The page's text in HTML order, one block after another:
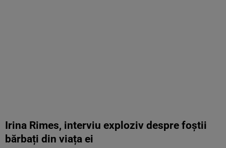
Irina Rimes, interviu exploziv despre foștii
bărbați din viața ei